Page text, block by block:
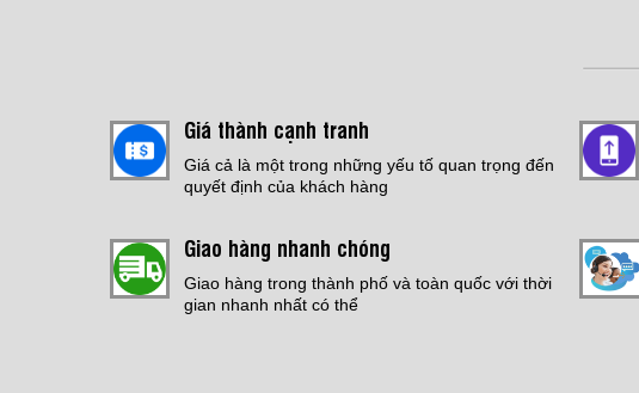
CRETE
Giá:Liên hệ
TỰ SAN PHẲNG
Giá:Liên hệ
Giá thành cạnh tranh
Giá cả là một trong những yếu tố quan trọng đến
quyết định của khách hàng
Giao hàng nhanh chóng
Giao hàng trong thành phố và toàn quốc với thời
gian nhanh nhất có thể